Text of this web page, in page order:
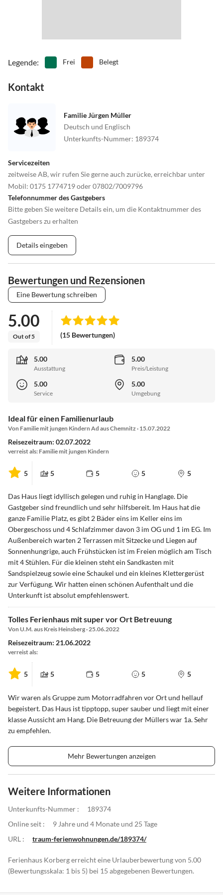
Legende: Frei Belegt
Kontakt
Familie Jürgen Müller
Deutsch und Englisch
Unterkunfts-Nummer: 189374
Servicezeiten
zeitweise AB, wir rufen Sie gerne auch zurücke, erreichbar unter
Mobil: 0175 1774719 oder 07802/7009796
Telefonnummer des Gastgebers
Bitte geben Sie weitere Details ein, um die Kontaktnummer des
Gastgebers zu erhalten
Details eingeben
Bewertungen und Rezensionen
Eine Bewertung schreiben
5.00
Out of 5 (15 Bewertungen)
5.00
Ausstattung
5.00
Preis/Leistung
5.00
Service
5.00
Umgebung
Ideal für einen Familienurlaub
Von Familie mit jungen Kindern Ad aus Chemnitz · 15.07.2022
Reisezeitraum: 02.07.2022
verreist als: Familie mit jungen Kindern
5 5 5 5 5
Das Haus liegt idyllisch gelegen und ruhig in Hanglage. Die
Gastgeber sind freundlich und sehr hilfsbereit. Im Haus hat die
ganze Familie Platz, es gibt 2 Bäder eins im Keller eins im
Obergeschoss und 4 Schlafzimmer davon 3 im OG und 1 im EG. Im
Außenbereich warten 2 Terrassen mit Sitzecke und Liegen auf
Sonnenhungrige, auch Frühstücken ist im Freien möglich am Tisch
mit 4 Stühlen. Für die kleinen steht ein Sandkasten mit
Sandspielzeug sowie eine Schaukel und ein kleines Klettergerüst
zur Verfügung. Wir hatten einen schönen Aufenthalt und die
Unterkunft ist absolut empfehlenswert.
Tolles Ferienhaus mit super vor Ort Betreuung
Von U.M. aus Kreis Heinsberg · 25.06.2022
Reisezeitraum: 21.06.2022
verreist als:
5 5 5 5 5
Wir waren als Gruppe zum Motorradfahren vor Ort und hellauf
begeistert. Das Haus ist tipptopp, super sauber und liegt mit einer
klasse Aussicht am Hang. Die Betreuung der Müllers war 1a. Sehr
zu empfehlen.
Mehr Bewertungen anzeigen
Weitere Informationen
Unterkunfts-Nummer :
189374
Online seit :
9 Jahre und 4 Monate und 25 Tage
URL :
traum-ferienwohnungen.de/189374/
Ferienhaus Korberg erreicht eine Urlauberbewertung von 5.00
(Bewertungsskala: 1 bis 5) bei 15 abgegebenen Bewertungen.